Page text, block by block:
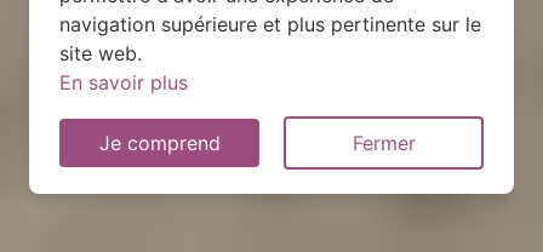
navigation supérieure et plus pertinente sur le
site web.
En savoir plus
Je comprend Fermer